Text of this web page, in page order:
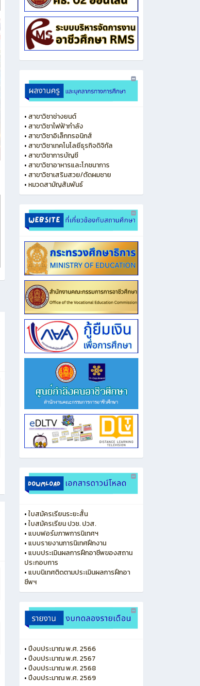
• สาขาวิชาช่างยนต์
• สาขาวิชาไฟฟ้ากำลัง
• สาขาวิชาอิเล็กทรอนิกส์
• สาขาวิชาเทคโนโลยีธุรกิจดิจิทัล
• สาขาวิชาการบัญชี
• สาขาวิชาอาหารและโภชนาการ
• สาขาวิชาเสริมสวย/ตัดผมชาย
• หมวดสามัญสัมพันธ์
•ใบสมัครเรียนระยะสั้น
•ใบสมัครเรียน ปวช. ปวส.
• แบบฟอร์มภาพการนิเทศฯ
• แบบรายงานการนิเทศฝึกงาน
• แบบประเมินผลการฝึกอาชีพของสถาน
ประกอบการ
• แบบนิเทศติดตามประเมินผลการฝึกอา
ชีพฯ
• ปีงบประมาณ พ.ศ. 2566
• ปีงบประมาณ พ.ศ. 2567
• ปีงบประมาณ พ.ศ. 2568
• ปีงบประมาณ พ.ศ. 2569